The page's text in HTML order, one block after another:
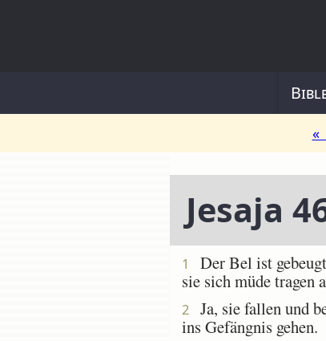
«
Jesaja
1
Der Bel ist
sie sich müde tragen
2
Ja, sie fallen und
ins Gefängnis gehen.